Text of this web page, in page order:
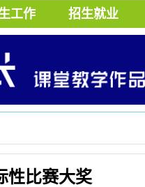
工作 招生就业
性比赛大奖